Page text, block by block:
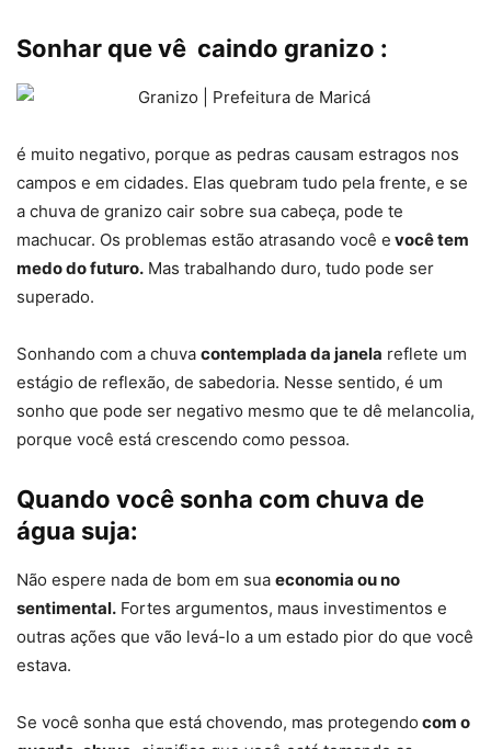
Sonhar que vê caindo granizo :
é muito negativo, porque as pedras causam estragos nos
campos e em cidades. Elas quebram tudo pela frente, e se
a chuva de granizo cair sobre sua cabeça, pode te
machucar. Os problemas estão atrasando você e você tem
medo do futuro. Mas trabalhando duro, tudo pode ser
superado.
Sonhando com a chuva contemplada da janela reflete um
estágio de reflexão, de sabedoria. Nesse sentido, é um
sonho que pode ser negativo mesmo que te dê melancolia,
porque você está crescendo como pessoa.
Quando você sonha com chuva de
água suja:
Não espere nada de bom em sua economia ou no
sentimental. Fortes argumentos, maus investimentos e
outras ações que vão levá-lo a um estado pior do que você
estava.
Se você sonha que está chovendo, mas protegendo com o